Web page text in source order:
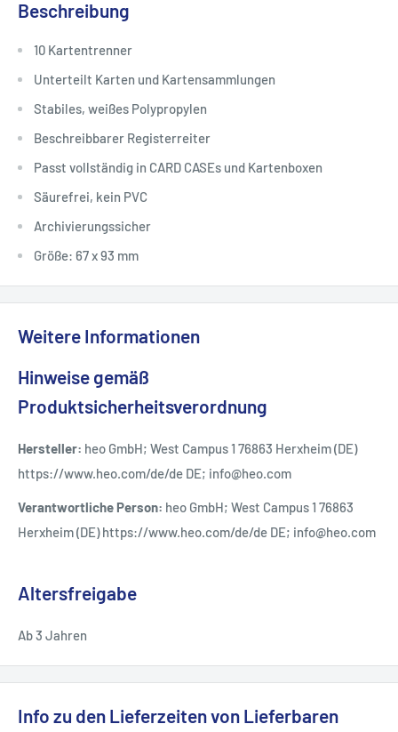
Beschreibung
10 Kartentrenner
Unterteilt Karten und Kartensammlungen
Stabiles, weißes Polypropylen
Beschreibbarer Registerreiter
Passt vollständig in CARD CASEs und Kartenboxen
Säurefrei, kein PVC
Archivierungssicher
Größe: 67 x 93 mm
Weitere Informationen
Hinweise gemäß
Produktsicherheitsverordnung
Hersteller: heo GmbH; West Campus 1 76863 Herxheim (DE)
https://www.heo.com/de/de DE; info@heo.com
Verantwortliche Person: heo GmbH; West Campus 1 76863
Herxheim (DE) https://www.heo.com/de/de DE; info@heo.com
Altersfreigabe
Ab 3 Jahren
Info zu den Lieferzeiten von Lieferbaren